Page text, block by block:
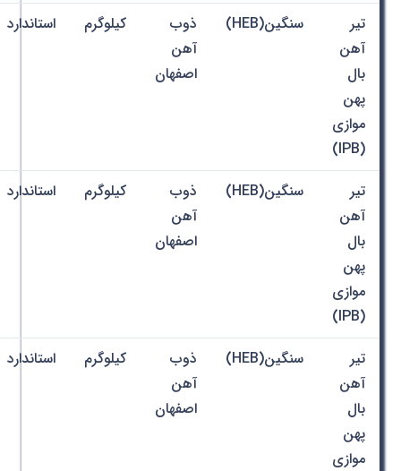
تیر
آهن
بال
پهن
موازی
(IPB)
سنگین(HEB)
ذوب
آهن
اصفهان
کیلوگرم استاندارد
تیر
آهن
بال
پهن
موازی
(IPB)
سنگین(HEB)
ذوب
آهن
اصفهان
کیلوگرم استاندارد
تیر
آهن
بال
پهن
موازی
سنگین(HEB)
ذوب
آهن
اصفهان
کیلوگرم استاندارد